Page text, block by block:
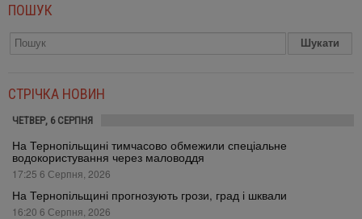
ПОШУК
СТРІЧКА НОВИН
ЧЕТВЕР, 6 СЕРПНЯ
На Тернопільщині тимчасово обмежили спеціальне
водокористування через маловоддя
17:25 6 Серпня, 2026
На Тернопільщині прогнозують грози, град і шквали
16:20 6 Серпня, 2026